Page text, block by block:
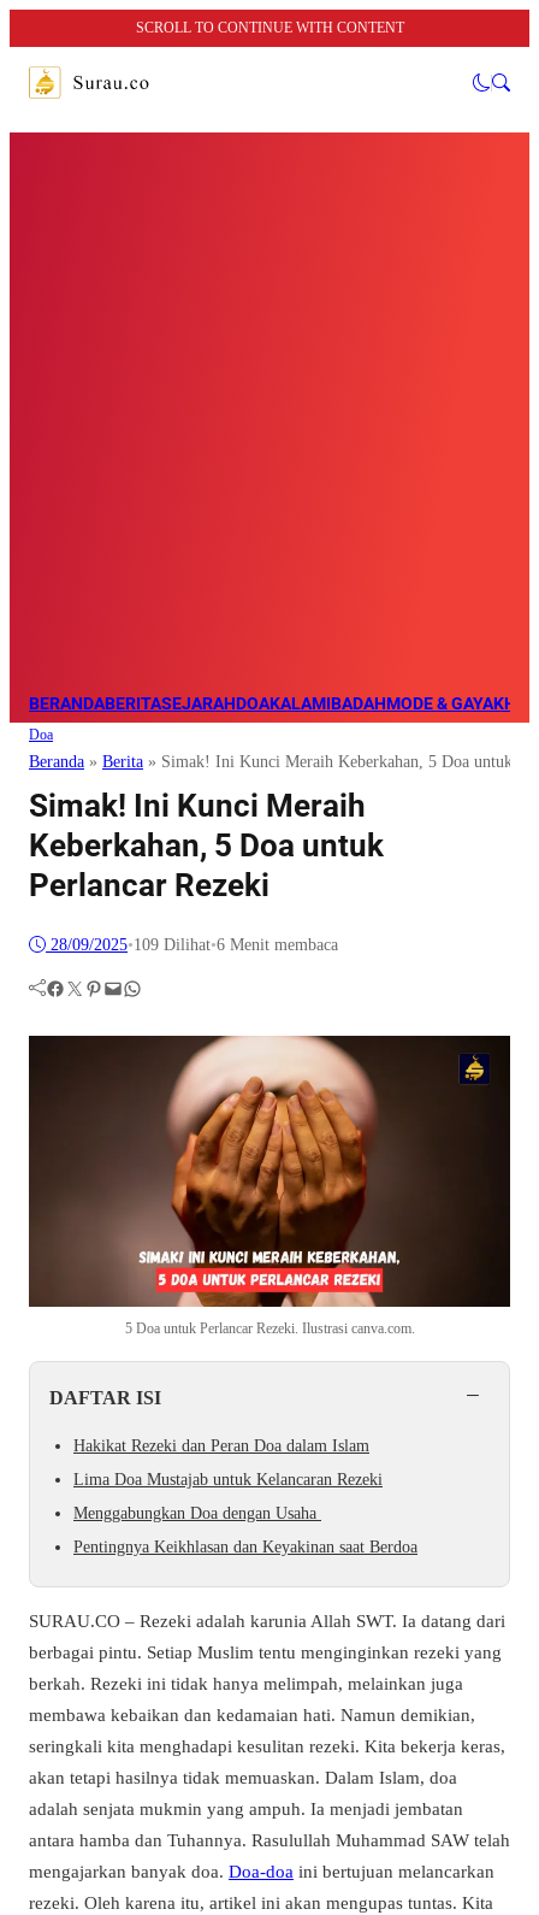
SCROLL TO CONTINUE WITH CONTENT
BERANDABERITASEJARAHDOAKALAMIBADAHMODE & GAYA
Doa
Beranda » Berita » Simak! Ini Kunci Meraih Keberkahan, 5 Doa untuk
Simak! Ini Kunci Meraih
Keberkahan, 5 Doa untuk
Perlancar Rezeki
28/09/2025•109 Dilihat•6 Menit membaca
Facebook Twitter Pinterest Mail WhatsApp
5 Doa untuk Perlancar Rezeki. Ilustrasi canva.com.
DAFTAR ISI −
Hakikat Rezeki dan Peran Doa dalam Islam
Lima Doa Mustajab untuk Kelancaran Rezeki
Menggabungkan Doa dengan Usaha
Pentingnya Keikhlasan dan Keyakinan saat Berdoa
SURAU.CO – Rezeki adalah karunia Allah SWT. Ia datang dari
berbagai pintu. Setiap Muslim tentu menginginkan rezeki yang
berkah. Rezeki ini tidak hanya melimpah, melainkan juga
membawa kebaikan dan kedamaian hati. Namun demikian,
seringkali kita menghadapi kesulitan rezeki. Kita bekerja keras,
akan tetapi hasilnya tidak memuaskan. Dalam Islam, doa
adalah senjata mukmin yang ampuh. Ia menjadi jembatan
antara hamba dan Tuhannya. Rasulullah Muhammad SAW telah
mengajarkan banyak doa. Doa-doa ini bertujuan melancarkan
rezeki. Oleh karena itu, artikel ini akan mengupas tuntas. Kita